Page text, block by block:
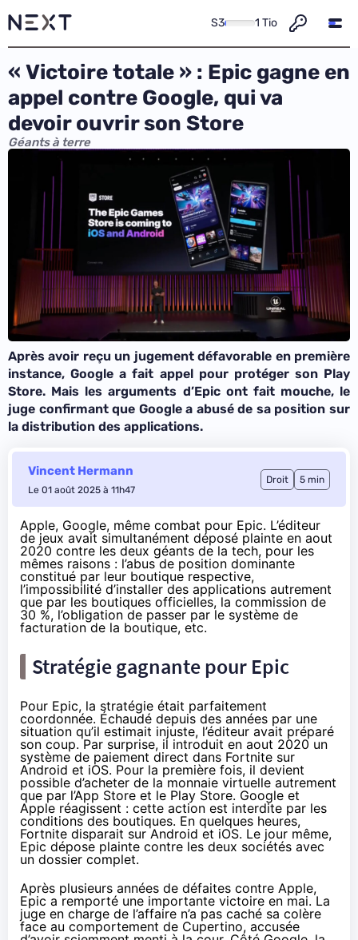
S3 1 Tio
« Victoire totale » : Epic gagne en
appel contre Google, qui va
devoir ouvrir son Store
Géants à terre
Après avoir reçu un jugement défavorable en première
instance, Google a fait appel pour protéger son Play
Store. Mais les arguments d’Epic ont fait mouche, le
juge confirmant que Google a abusé de sa position sur
la distribution des applications.
Vincent Hermann
Le 01 août 2025 à 11h47
Droit 5 min
Apple, Google, même combat pour Epic. L’éditeur
de jeux avait simultanément déposé plainte en aout
2020 contre les deux géants de la tech, pour les
mêmes raisons : l’abus de position dominante
constitué par leur boutique respective,
l’impossibilité d’installer des applications autrement
que par les boutiques officielles, la commission de
30 %, l’obligation de passer par le système de
facturation de la boutique, etc.
Stratégie gagnante pour Epic
Pour Epic, la stratégie était parfaitement
coordonnée. Échaudé depuis des années par une
situation qu’il estimait injuste, l’éditeur avait préparé
son coup. Par surprise, il introduit en aout 2020 un
système de paiement direct dans Fortnite sur
Android et iOS. Pour la première fois, il devient
possible d’acheter de la monnaie virtuelle autrement
que par l’App Store et le Play Store. Google et
Apple réagissent : cette action est interdite par les
conditions des boutiques. En quelques heures,
Fortnite disparait sur Android et iOS. Le jour même,
Epic dépose plainte contre les deux sociétés avec
un dossier complet.
Après plusieurs années de défaites contre Apple,
Epic a remporté une importante victoire en mai. La
juge en charge de l’affaire n’a pas caché sa colère
face au comportement de Cupertino, accusée